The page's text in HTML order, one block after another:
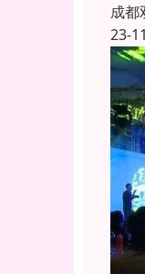
成都
23-